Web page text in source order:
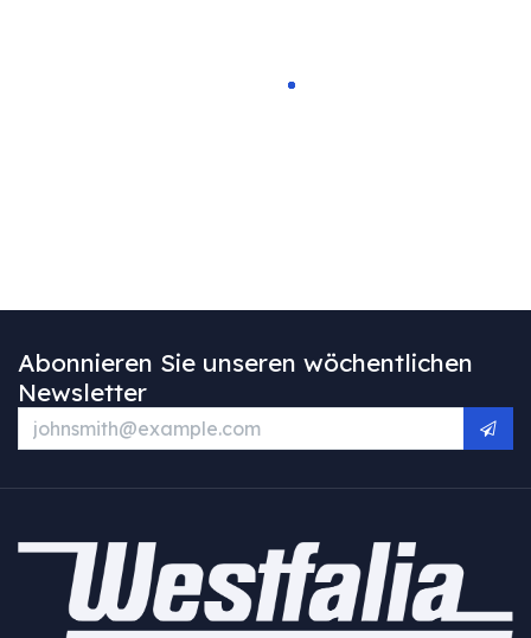
Abonnieren Sie unseren wöchentlichen
Newsletter